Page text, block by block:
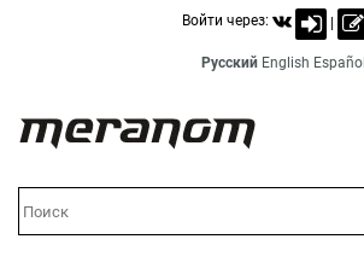
Войти через:
Русский English Español